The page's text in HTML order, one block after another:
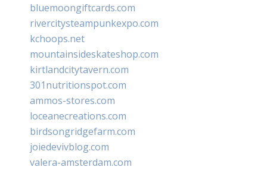
bluemoongiftcards.com
rivercitysteampunkexpo.com
kchoops.net
mountainsideskateshop.com
kirtlandcitytavern.com
301nutritionspot.com
ammos-stores.com
loceanecreations.com
birdsongridgefarm.com
joiedevivblog.com
valera-amsterdam.com